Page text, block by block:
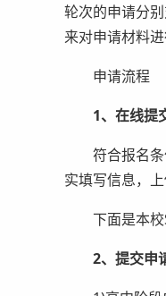
轮次的申请分
来对申请材料
申请流程
1、在线提
符合报名条
实填写信息，上
下面是本校
2、提交申